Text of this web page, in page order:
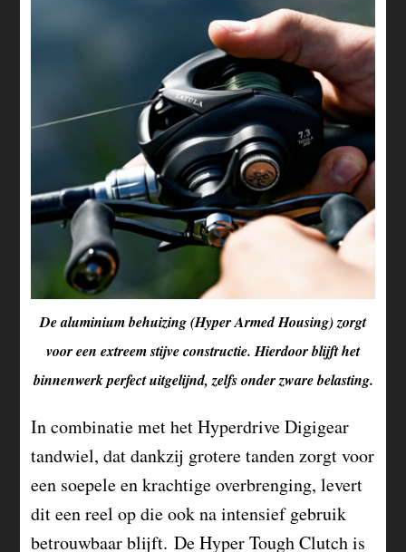
De aluminium behuizing (Hyper Armed Housing) zorgt
voor een extreem stijve constructie. Hierdoor blijft het
binnenwerk perfect uitgelijnd, zelfs onder zware belasting.
In combinatie met het Hyperdrive Digigear
tandwiel, dat dankzij grotere tanden zorgt voor
een soepele en krachtige overbrenging, levert
dit een reel op die ook na intensief gebruik
betrouwbaar blijft. De Hyper Tough Clutch is